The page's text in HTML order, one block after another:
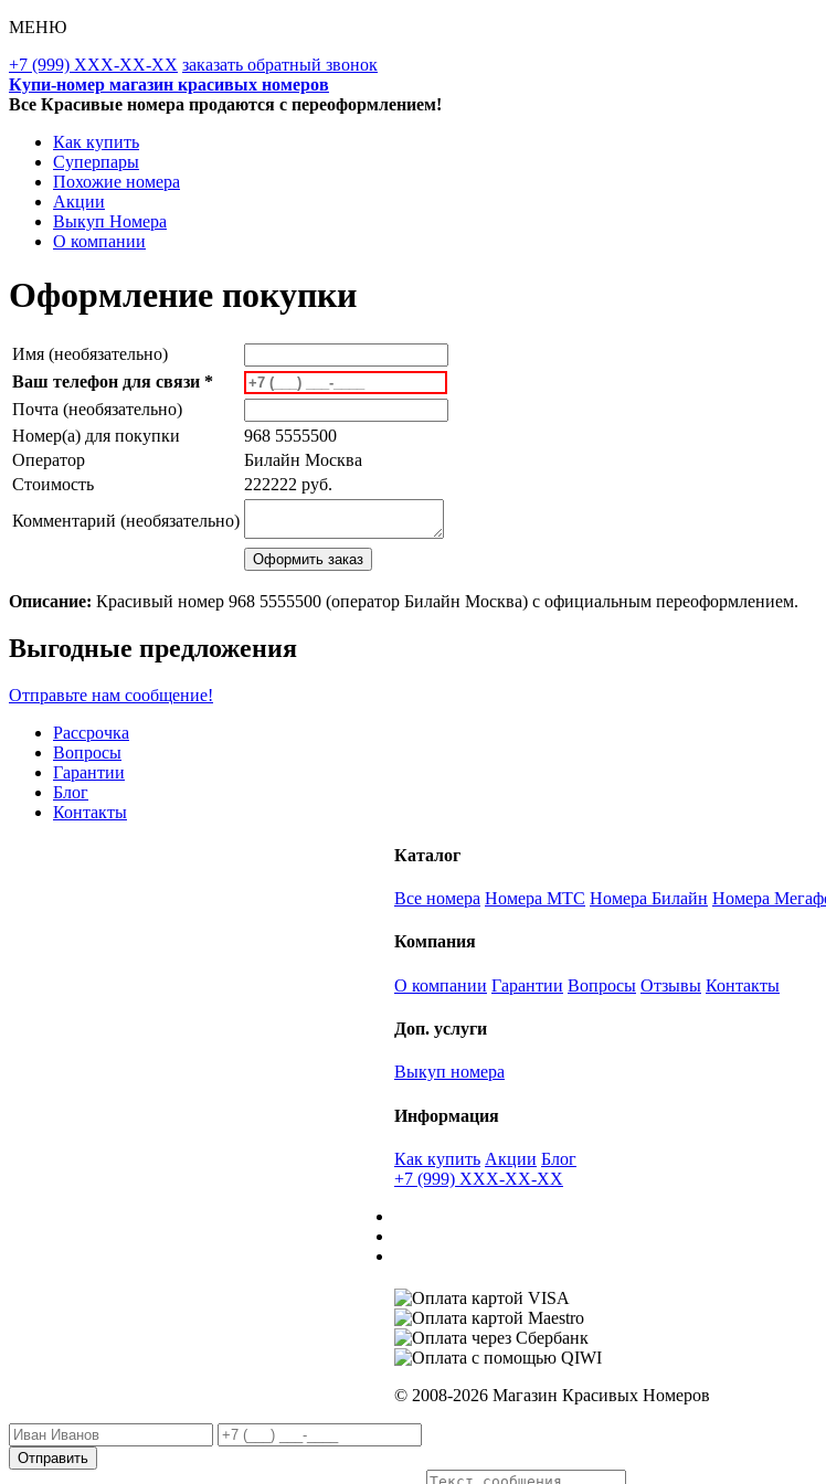
МЕНЮ
+7 (999) XXX-XX-XX заказать обратный звонок
Купи-номер магазин красивых номеров
Все Красивые номера продаются с переоформлением!
Как купить
Суперпары
Похожие номера
Акции
Выкуп Номера
О компании
Оформление покупки
Имя (необязательно)
Ваш телефон для связи *
Почта (необязательно)
Номер(а) для покупки
968 5555500
Оператор
Билайн Москва
Стоимость
222222 руб.
Комментарий (необязательно)
Описание: Красивый номер 968 5555500 (оператор Билайн Москва) с официальным переоформлением.
Scroll
Up
Выгодные предложения
Отправьте нам сообщение!
Рассрочка
Вопросы
Гарантии
Блог
Контакты
Каталог
Все номера Номера МТС Номера Билайн Номера
Компания
О компании Гарантии Вопросы Отзывы Контакты
Доп. услуги
Выкуп номера
Информация
Как купить Акции Блог
+7 (999) XXX-XX-XX
© 2008-2026 Магазин Красивых Номеров
Отправить